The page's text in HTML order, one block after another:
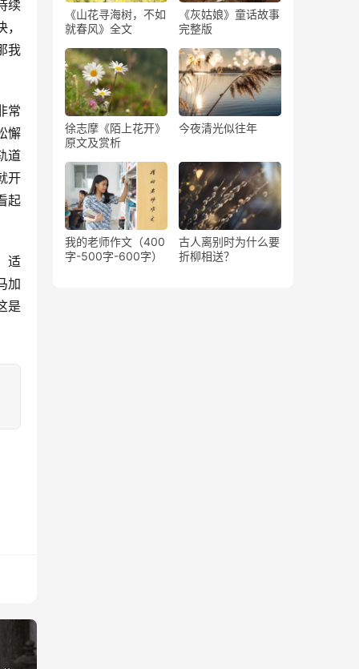
续
我
常
懈
道
开
起
适
加
是
《山花寻海树，不如
就春风》全文
《灰姑娘》童话故事
完整版
徐志摩《陌上花开》
原文及赏析
今夜清光似往年
我的老师作文（400
字-500字-600字）
古人离别时为什么要
折柳相送？